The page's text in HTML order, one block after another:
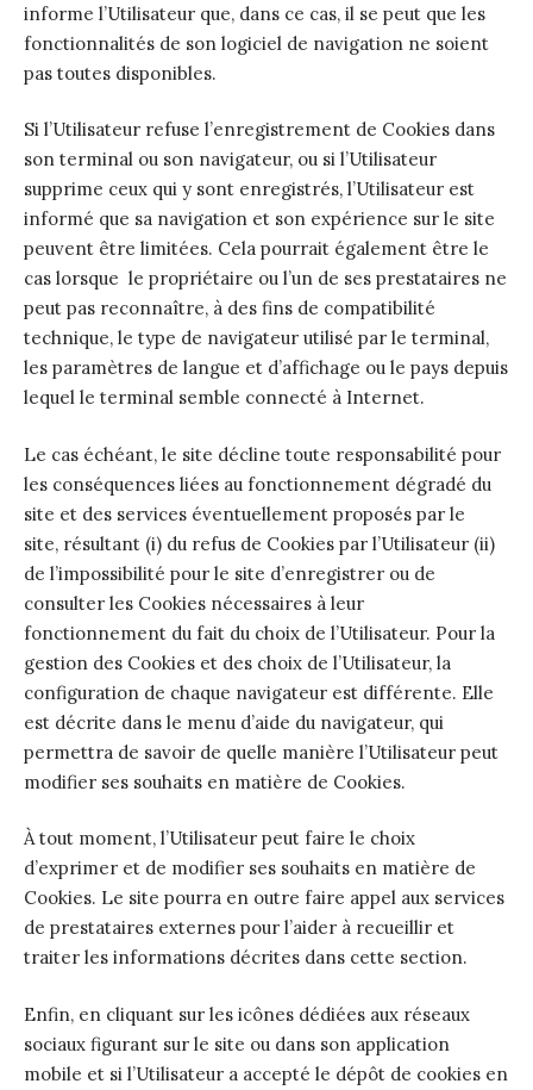
informe l’Utilisateur que, dans ce cas, il se peut que les
fonctionnalités de son logiciel de navigation ne soient
pas toutes disponibles.
Si l’Utilisateur refuse l’enregistrement de Cookies dans
son terminal ou son navigateur, ou si l’Utilisateur
supprime ceux qui y sont enregistrés, l’Utilisateur est
informé que sa navigation et son expérience sur le site
peuvent être limitées. Cela pourrait également être le
cas lorsque le propriétaire ou l’un de ses prestataires ne
peut pas reconnaître, à des fins de compatibilité
technique, le type de navigateur utilisé par le terminal,
les paramètres de langue et d’affichage ou le pays depuis
lequel le terminal semble connecté à Internet.
Le cas échéant, le site décline toute responsabilité pour
les conséquences liées au fonctionnement dégradé du
site et des services éventuellement proposés par le
site, résultant (i) du refus de Cookies par l’Utilisateur (ii)
de l’impossibilité pour le site d’enregistrer ou de
consulter les Cookies nécessaires à leur
fonctionnement du fait du choix de l’Utilisateur. Pour la
gestion des Cookies et des choix de l’Utilisateur, la
configuration de chaque navigateur est différente. Elle
est décrite dans le menu d’aide du navigateur, qui
permettra de savoir de quelle manière l’Utilisateur peut
modifier ses souhaits en matière de Cookies.
À tout moment, l’Utilisateur peut faire le choix
d’exprimer et de modifier ses souhaits en matière de
Cookies. Le site pourra en outre faire appel aux services
de prestataires externes pour l’aider à recueillir et
traiter les informations décrites dans cette section.
Enfin, en cliquant sur les icônes dédiées aux réseaux
sociaux figurant sur le site ou dans son application
mobile et si l’Utilisateur a accepté le dépôt de cookies en